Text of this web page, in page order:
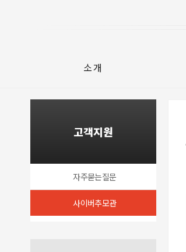
소개
고객지원
자주묻는질문
사이버추모관